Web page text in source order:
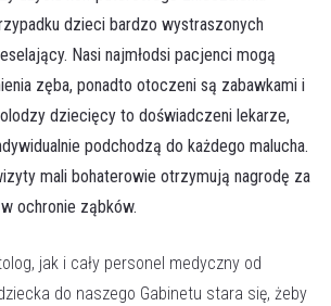
dzieci bardzo wystraszonych
Nasi najmłodsi pacjenci mogą
zęba, ponadto otoczeni są zabawkami i
dziecięcy to doświadczeni lekarze,
podchodzą do każdego malucha.
mali bohaterowie otrzymują nagrodę za
ochronie ząbków.
jak i cały personel medyczny od
do naszego Gabinetu stara się, żeby